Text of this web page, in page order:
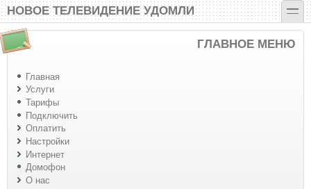
Перейти к основному содержанию
Skip to search
НОВОЕ ТЕЛЕВИДЕНИЕ УДОМЛИ toggle
ГЛАВНОЕ МЕНЮ
Главная
Услуги
Тарифы
Подключить
Оплатить
Настройки
Интернет
Домофон
О нас